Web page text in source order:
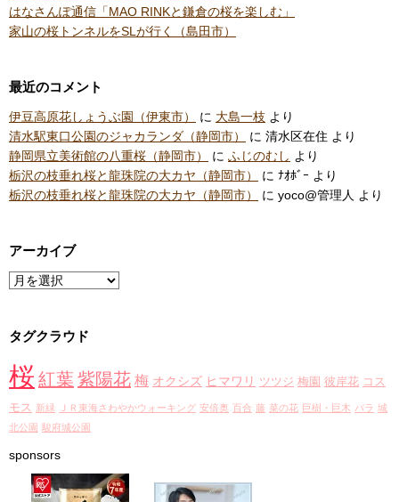
はなさんぽ通信「MAO RINKと鎌倉の桜を楽しむ」
家山の桜トンネルをSLが行く（島田市）
最近のコメント
伊豆高原花しょうぶ園（伊東市） に 大島一枝 より
清水駅東口公園のジャカランダ（静岡市）
に 清水区在住 より
静岡県立美術館の八重桜（静岡市）
に ふじのむし より
栃沢の枝垂れ桜と龍珠院の大カヤ（静岡市）
に ﾅｵﾎﾞｰ より
栃沢の枝垂れ桜と龍珠院の大カヤ（静岡市）
に yoco@管理人 より
アーカイブ
ア
イ
タグクラウド
桜 紅葉 紫陽花 梅 オクシズ ヒマワリ ツツジ 梅園 彼岸花 コス
モス 新緑 ＪＲ東海さわやかウォーキング 安倍奥 百合 藤 菜の花 巨樹・巨木 バラ 城
北公園 駿府城公園
sponsors